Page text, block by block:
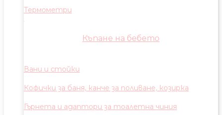
Термометри
Къпане на бебето
Вани и стойки
Кофички за баня, канче за поливане, козирка
Гърнета и адаптори за тоалетна чиния